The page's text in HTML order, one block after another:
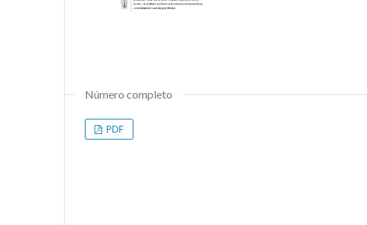
Número completo
PDF